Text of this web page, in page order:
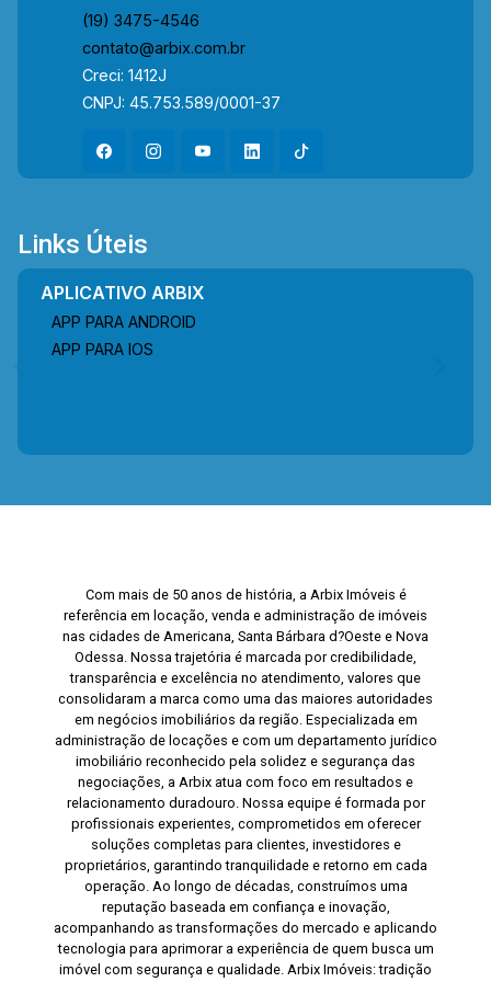
(19) 3475-4546
contato@arbix.com.br
Creci: 1412J
CNPJ: 45.753.589/0001-37
Links Úteis
APLICATIVO ARBIX
APP PARA ANDROID
APP PARA IOS
Com mais de 50 anos de história, a Arbix Imóveis é
referência em locação, venda e administração de imóveis
nas cidades de Americana, Santa Bárbara d?Oeste e Nova
Odessa. Nossa trajetória é marcada por credibilidade,
transparência e excelência no atendimento, valores que
consolidaram a marca como uma das maiores autoridades
em negócios imobiliários da região. Especializada em
administração de locações e com um departamento jurídico
imobiliário reconhecido pela solidez e segurança das
negociações, a Arbix atua com foco em resultados e
relacionamento duradouro. Nossa equipe é formada por
profissionais experientes, comprometidos em oferecer
soluções completas para clientes, investidores e
proprietários, garantindo tranquilidade e retorno em cada
operação. Ao longo de décadas, construímos uma
reputação baseada em confiança e inovação,
acompanhando as transformações do mercado e aplicando
tecnologia para aprimorar a experiência de quem busca um
imóvel com segurança e qualidade. Arbix Imóveis: tradição